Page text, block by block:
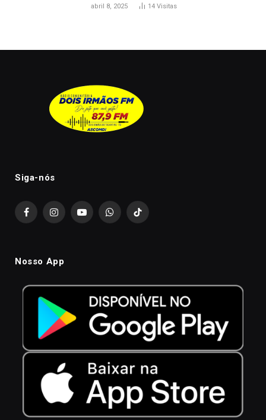
abril 8, 2025 14 Visitas
Siga-nós
FacebookInstagramYouTubeWhatsAppTikTok
Nosso App